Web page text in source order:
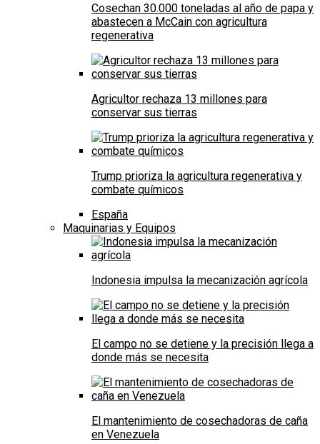
Cosechan 30.000 toneladas al año de papa y
abastecen a McCain con agricultura
regenerativa
Agricultor rechaza 13 millones para
conservar sus tierras
Trump prioriza la agricultura regenerativa y
combate químicos
España
Maquinarias y Equipos
Indonesia impulsa la mecanización agrícola
El campo no se detiene y la precisión llega a
donde más se necesita
El mantenimiento de cosechadoras de caña
en Venezuela